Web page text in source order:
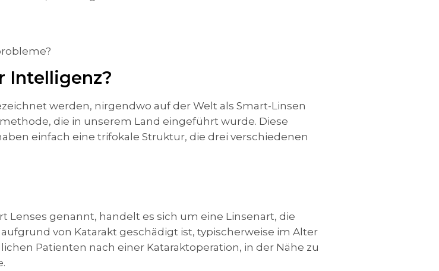
Intelligenz?
werden, nirgendwo auf der Welt als Smart-Linsen
die in unserem Land eingeführt wurde. Diese
einfach eine trifokale Struktur, die drei verschiedenen
Lenses genannt, handelt es sich um eine Linsenart, die
von Katarakt geschädigt ist, typischerweise im Alter
Patienten nach einer Kataraktoperation, in der Nähe zu